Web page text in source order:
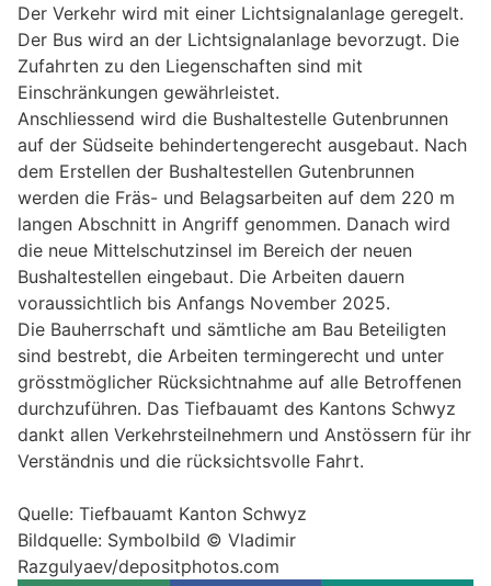
Der Verkehr wird mit einer Lichtsignalanlage geregelt.
Der Bus wird an der Lichtsignalanlage bevorzugt. Die
Zufahrten zu den Liegenschaften sind mit
Einschränkungen gewährleistet.
Anschliessend wird die Bushaltestelle Gutenbrunnen
auf der Südseite behindertengerecht ausgebaut. Nach
dem Erstellen der Bushaltestellen Gutenbrunnen
werden die Fräs- und Belagsarbeiten auf dem 220 m
langen Abschnitt in Angriff genommen. Danach wird
die neue Mittelschutzinsel im Bereich der neuen
Bushaltestellen eingebaut. Die Arbeiten dauern
voraussichtlich bis Anfangs November 2025.
Die Bauherrschaft und sämtliche am Bau Beteiligten
sind bestrebt, die Arbeiten termingerecht und unter
grösstmöglicher Rücksichtnahme auf alle Betroffenen
durchzuführen. Das Tiefbauamt des Kantons Schwyz
dankt allen Verkehrsteilnehmern und Anstössern für ihr
Verständnis und die rücksichtsvolle Fahrt.
Quelle: Tiefbauamt Kanton Schwyz
Bildquelle: Symbolbild © Vladimir
Razgulyaev/depositphotos.com